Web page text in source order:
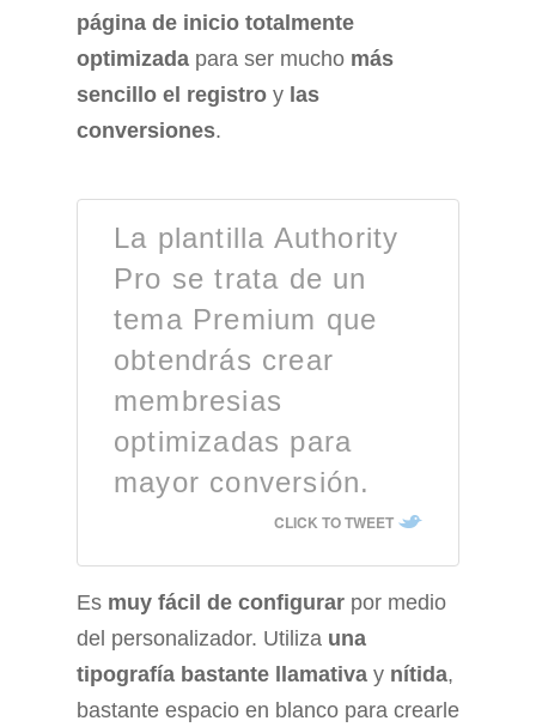
página de inicio totalmente
optimizada para ser mucho más
sencillo el registro y las
conversiones.
La plantilla Authority
Pro se trata de un
tema Premium que
obtendrás crear
membresias
optimizadas para
mayor conversión.
CLICK TO TWEET
Es muy fácil de configurar por medio
del personalizador. Utiliza una
tipografía bastante llamativa y nítida,
bastante espacio en blanco para crearle